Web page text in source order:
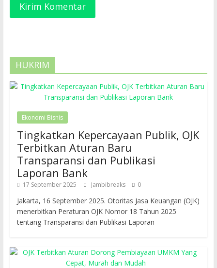
HUKRIM
Ekonomi Bisnis
Tingkatkan Kepercayaan Publik, OJK
Terbitkan Aturan Baru
Transparansi dan Publikasi
Laporan Bank
17 September 2025 Jambibreaks 0
Jakarta, 16 September 2025. Otoritas Jasa Keuangan (OJK)
menerbitkan Peraturan OJK Nomor 18 Tahun 2025
tentang Transparansi dan Publikasi Laporan